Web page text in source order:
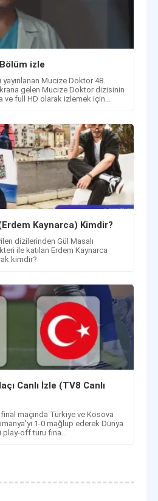
izle
Mucize Doktor 48.
gelen Mucize Doktor dizisinin
ve full HD olarak izlemek için
Kaynarca) Kimdir?
dizilerinden Gül Masalı
ile katılan Erdem Kaynarca
kimdir?
Canlı İzle (TV8 Canlı
maçında Türkiye ve Kosova
1-0 mağlup ederek Dünya
play-off turu fina...